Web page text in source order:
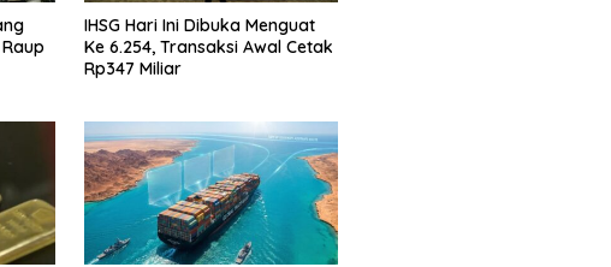
IHSG Hari Ini Dibuka Menguat
Ke 6.254, Transaksi Awal Cetak
Rp347 Miliar